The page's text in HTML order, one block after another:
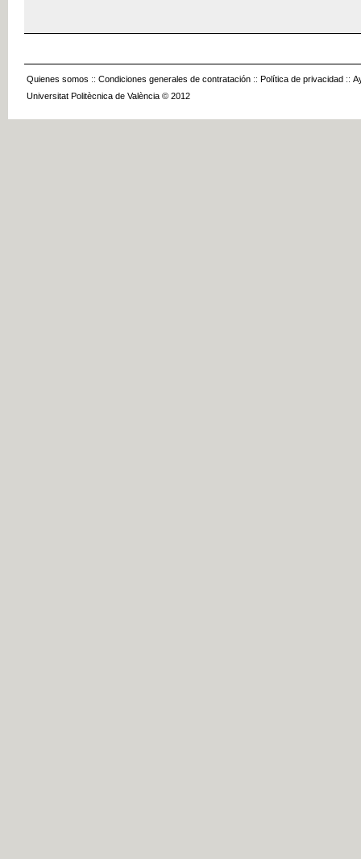
Quienes somos :: Condiciones generales de contratación :: Política de privacidad ::
Universitat Politècnica de València © 2012